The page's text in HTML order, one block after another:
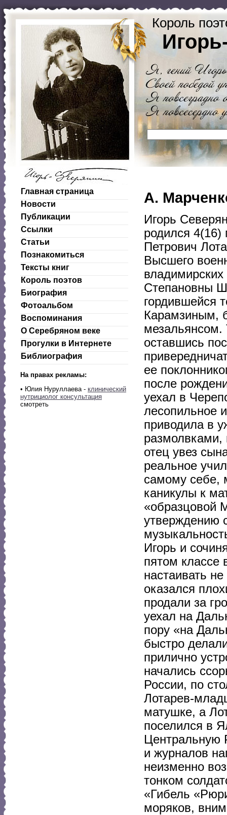
Король
Главная страница
Новости
Публикации
Ссылки
Статьи
Познакомиться
Тексты книг
Король поэтов
Биография
Фотоальбом
Воспоминания
О Серебряном веке
Прогулки в Интернете
Библиография
На правах рекламы:
• Юлия Нуруллаева - клинический
нутрициолог консультация
смотреть
А.
Игорь
родился 4(16)
Петрович
Высшего
Степановны
гордившейся
Карамзиным,
оставшись
ее
после
уехал в
лесопильное
приводила в
размолвками,
отец увез
реальное
самому себе,
каникулы к
«образцовой
утверждению
Игорь и
пятом
настаивать
оказался
продали за
уехал на
пору «на
быстро
прилично
начались
России, по
Лотарев-
матушке, а
поселился в
Центральную
и журналов
неизменно
тонком
«Гибель
моряков,